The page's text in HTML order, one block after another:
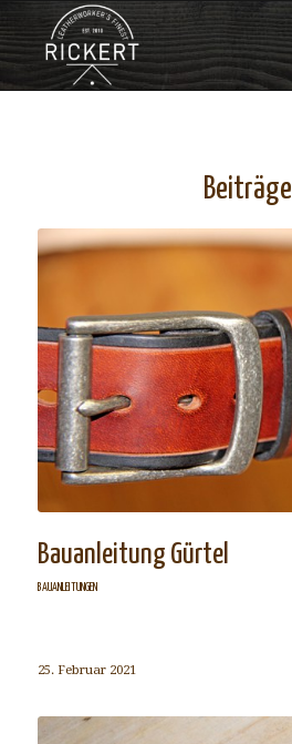
Beiträge
Bauanleitung Gürtel
BAUANLEITUNGEN
25. Februar 2021